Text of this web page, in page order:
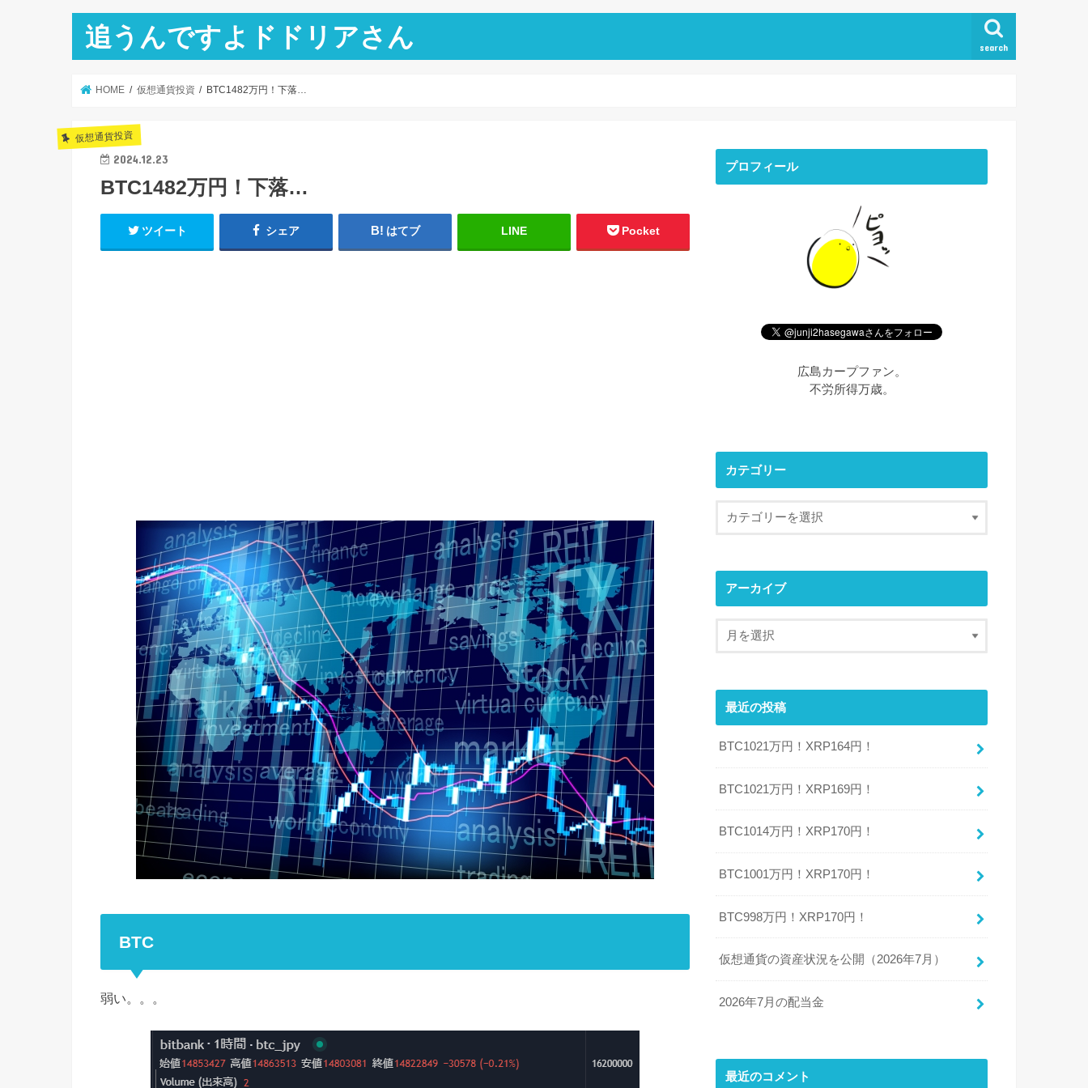
追うんですよドドリアさん search
HOME 仮想通貨投資 BTC1482万円！下落…
仮想通貨投資
2024.12.23
BTC1482万円！下落…
ツイート シェア はてブ LINE Pocket
BTC
弱い。。。
プロフィール
広島カープファン。
不労所得万歳。
カテゴリー
アーカイブ
最近の投稿
BTC1021万円！XRP164円！
BTC1021万円！XRP169円！
BTC1014万円！XRP170円！
BTC1001万円！XRP170円！
BTC998万円！XRP170円！
仮想通貨の資産状況を公開（2026年7月）
2026年7月の配当金
最近のコメント